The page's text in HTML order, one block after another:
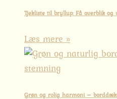
Tjekliste til bryllup: Få overblik og
Læs mere »
Grøn og rolig harmoni –